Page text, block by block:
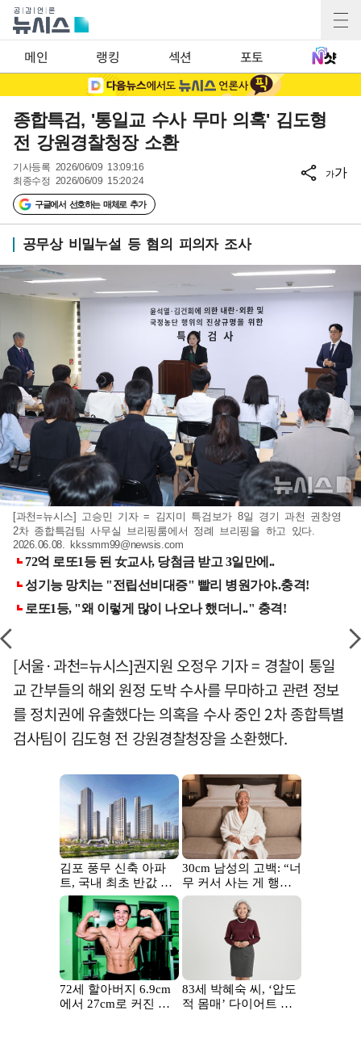
메인 랭킹 섹션 포토
종합특검, '통일교 수사 무마 의혹' 김도형
전 강원경찰청장 소환
기사등록 2026/06/09 13:09:16
최종수정 2026/06/09 15:20:24
구글에서 선호하는 매체로 추가
가가
공무상 비밀누설 등 혐의 피의자 조사
[과천=뉴시스] 고승민 기자 = 김지미 특검보가 8일 경기 과천 권창영
2차 종합특검팀 사무실 브리핑룸에서 정례 브리핑을 하고 있다.
2026.06.08. kkssmm99@newsis.com
[서울·과천=뉴시스]권지원 오정우 기자 = 경찰이 통일
교 간부들의 해외 원정 도박 수사를 무마하고 관련 정보
를 정치권에 유출했다는 의혹을 수사 중인 2차 종합특별
검사팀이 김도형 전 강원경찰청장을 소환했다.